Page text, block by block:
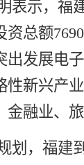
表示，福
资总额
出发展电
性新兴产
金融业、
划，福建